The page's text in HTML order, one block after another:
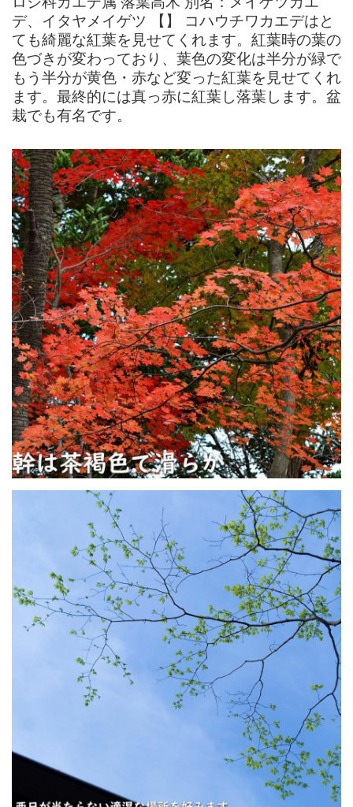
デ、イタヤメイゲツ 【】 コハウチワカエデはと
ても綺麗な紅葉を見せてくれます。紅葉時の葉の
色づきが変わっており、葉色の変化は半分が緑で
もう半分が黄色・赤など変った紅葉を見せてくれ
ます。最終的には真っ赤に紅葉し落葉します。盆
栽でも有名です。